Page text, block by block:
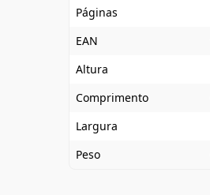
Páginas
EAN
Altura
Comprimento
Largura
Peso